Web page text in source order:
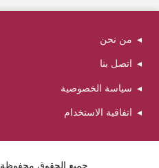
من نحن
اتصل بنا
سياسة الخصوصية
اتفاقية الاستخدام
جميع الحقوق محفوظة